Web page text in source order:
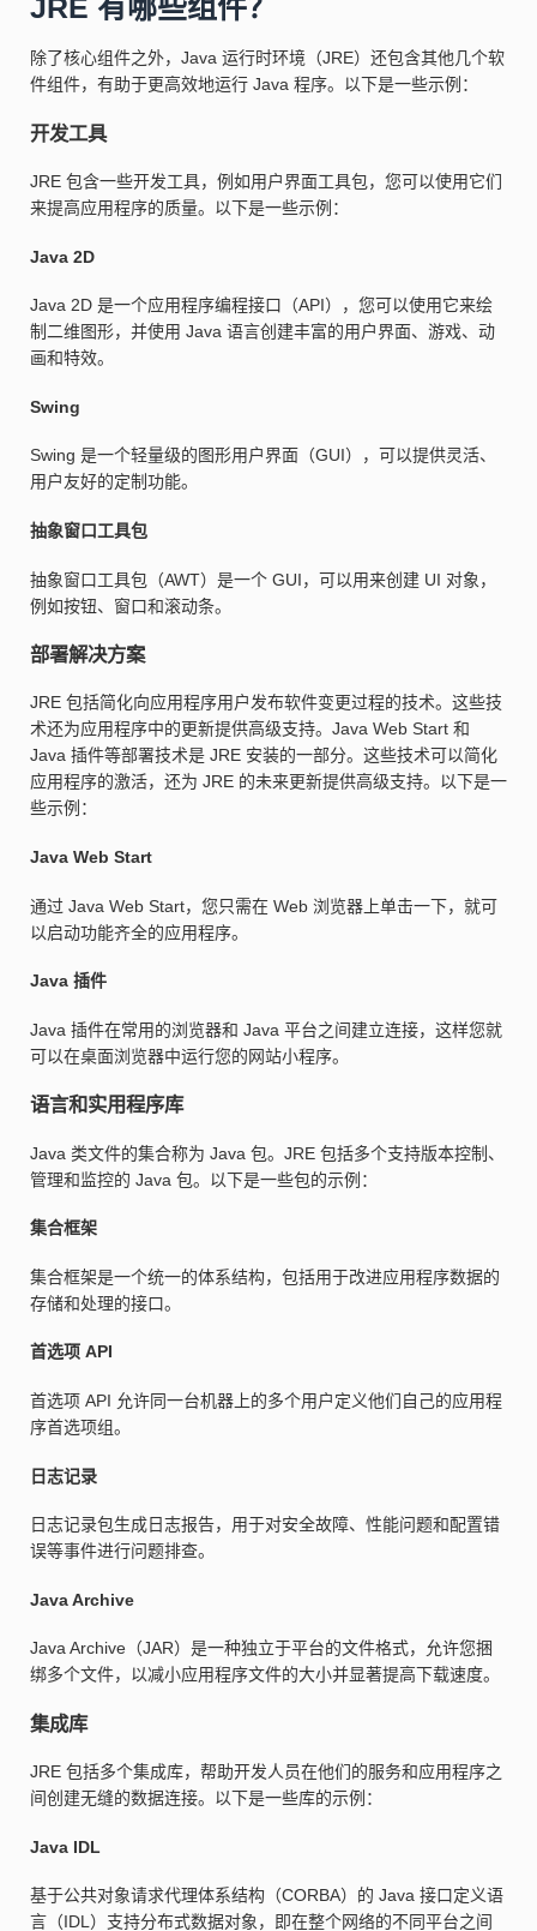
JRE 有哪些组件？
除了核心组件之外，Java 运行时环境（JRE）还包含其他几个软
件组件，有助于更高效地运行 Java 程序。以下是一些示例：
开发工具
JRE 包含一些开发工具，例如用户界面工具包，您可以使用它们
来提高应用程序的质量。以下是一些示例：
Java 2D
Java 2D 是一个应用程序编程接口（API），您可以使用它来绘
制二维图形，并使用 Java 语言创建丰富的用户界面、游戏、动
画和特效。
Swing
Swing 是一个轻量级的图形用户界面（GUI），可以提供灵活、
用户友好的定制功能。
抽象窗口工具包
抽象窗口工具包（AWT）是一个 GUI，可以用来创建 UI 对象，
例如按钮、窗口和滚动条。
部署解决方案
JRE 包括简化向应用程序用户发布软件变更过程的技术。这些技
术还为应用程序中的更新提供高级支持。Java Web Start 和
Java 插件等部署技术是 JRE 安装的一部分。这些技术可以简化
应用程序的激活，还为 JRE 的未来更新提供高级支持。以下是一
些示例：
Java Web Start
通过 Java Web Start，您只需在 Web 浏览器上单击一下，就可
以启动功能齐全的应用程序。
Java 插件
Java 插件在常用的浏览器和 Java 平台之间建立连接，这样您就
可以在桌面浏览器中运行您的网站小程序。
语言和实用程序库
Java 类文件的集合称为 Java 包。JRE 包括多个支持版本控制、
管理和监控的 Java 包。以下是一些包的示例：
集合框架
集合框架是一个统一的体系结构，包括用于改进应用程序数据的
存储和处理的接口。
首选项 API
首选项 API 允许同一台机器上的多个用户定义他们自己的应用程
序首选项组。
日志记录
日志记录包生成日志报告，用于对安全故障、性能问题和配置错
误等事件进行问题排查。
Java Archive
Java Archive（JAR）是一种独立于平台的文件格式，允许您捆
绑多个文件，以减小应用程序文件的大小并显著提高下载速度。
集成库
JRE 包括多个集成库，帮助开发人员在他们的服务和应用程序之
间创建无缝的数据连接。以下是一些库的示例：
Java IDL
基于公共对象请求代理体系结构（CORBA）的 Java 接口定义语
言（IDL）支持分布式数据对象，即在整个网络的不同平台之间